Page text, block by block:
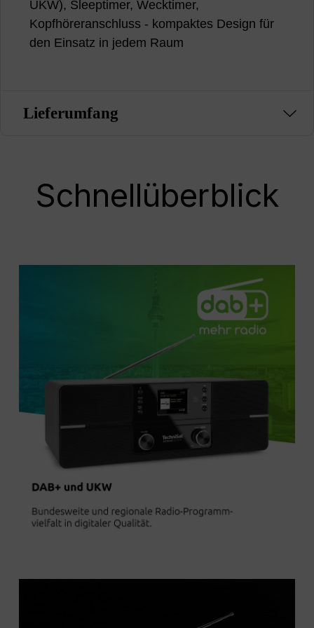
UKW), Sleeptimer, Wecktimer,
Kopfhöreranschluss - kompaktes Design für
den Einsatz in jedem Raum
Lieferumfang
Schnellüberblick